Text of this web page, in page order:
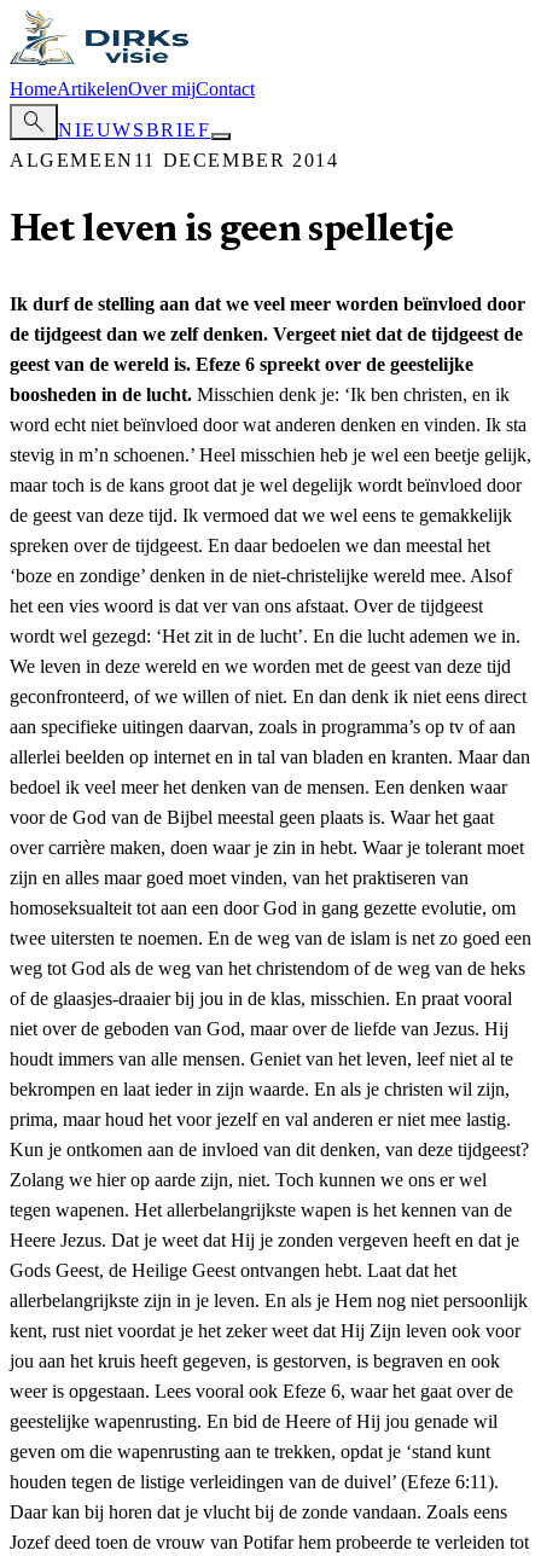
HomeArtikelenOver mijContact
search
NIEUWSBRIEF
ALGEMEEN 11 DECEMBER 2014
Het leven is geen spelletje
Ik durf de stelling aan dat we veel meer worden beïnvloed door
de tijdgeest dan we zelf denken. Vergeet niet dat de tijdgeest de
geest van de wereld is. Efeze 6 spreekt over de geestelijke
boosheden in de lucht. Misschien denk je: ‘Ik ben christen, en ik
word echt niet beïnvloed door wat anderen denken en vinden. Ik sta
stevig in m’n schoenen.’ Heel misschien heb je wel een beetje gelijk,
maar toch is de kans groot dat je wel degelijk wordt beïnvloed door
de geest van deze tijd. Ik vermoed dat we wel eens te gemakkelijk
spreken over de tijdgeest. En daar bedoelen we dan meestal het
‘boze en zondige’ denken in de niet-christelijke wereld mee. Alsof
het een vies woord is dat ver van ons afstaat. Over de tijdgeest
wordt wel gezegd: ‘Het zit in de lucht’. En die lucht ademen we in.
We leven in deze wereld en we worden met de geest van deze tijd
geconfronteerd, of we willen of niet. En dan denk ik niet eens direct
aan specifieke uitingen daarvan, zoals in programma’s op tv of aan
allerlei beelden op internet en in tal van bladen en kranten. Maar dan
bedoel ik veel meer het denken van de mensen. Een denken waar
voor de God van de Bijbel meestal geen plaats is. Waar het gaat
over carrière maken, doen waar je zin in hebt. Waar je tolerant moet
zijn en alles maar goed moet vinden, van het praktiseren van
homoseksualteit tot aan een door God in gang gezette evolutie, om
twee uitersten te noemen. En de weg van de islam is net zo goed een
weg tot God als de weg van het christendom of de weg van de heks
of de glaasjes-draaier bij jou in de klas, misschien. En praat vooral
niet over de geboden van God, maar over de liefde van Jezus. Hij
houdt immers van alle mensen. Geniet van het leven, leef niet al te
bekrompen en laat ieder in zijn waarde. En als je christen wil zijn,
prima, maar houd het voor jezelf en val anderen er niet mee lastig.
Kun je ontkomen aan de invloed van dit denken, van deze tijdgeest?
Zolang we hier op aarde zijn, niet. Toch kunnen we ons er wel
tegen wapenen. Het allerbelangrijkste wapen is het kennen van de
Heere Jezus. Dat je weet dat Hij je zonden vergeven heeft en dat je
Gods Geest, de Heilige Geest ontvangen hebt. Laat dat het
allerbelangrijkste zijn in je leven. En als je Hem nog niet persoonlijk
kent, rust niet voordat je het zeker weet dat Hij Zijn leven ook voor
jou aan het kruis heeft gegeven, is gestorven, is begraven en ook
weer is opgestaan. Lees vooral ook Efeze 6, waar het gaat over de
geestelijke wapenrusting. En bid de Heere of Hij jou genade wil
geven om die wapenrusting aan te trekken, opdat je ‘stand kunt
houden tegen de listige verleidingen van de duivel’ (Efeze 6:11).
Daar kan bij horen dat je vlucht bij de zonde vandaan. Zoals eens
Jozef deed toen de vrouw van Potifar hem probeerde te verleiden tot